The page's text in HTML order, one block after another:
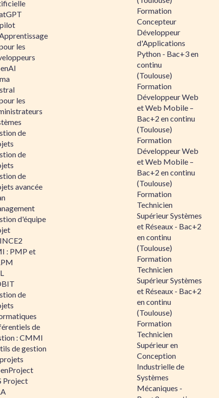
les
les
de
de
de
avancée
d'équipe
: PMP et
de
de
: CMMI
de gestion
Project
Formation
Concepteur
Développeur
d'Applications
Python - Bac+3 en
continu
(Toulouse)
Formation
Développeur Web
et Web Mobile –
Bac+2 en continu
(Toulouse)
Formation
Développeur Web
et Web Mobile –
Bac+2 en continu
(Toulouse)
Formation
Technicien
Supérieur Systèmes
et Réseaux - Bac+2
en continu
(Toulouse)
Formation
Technicien
Supérieur Systèmes
et Réseaux - Bac+2
en continu
(Toulouse)
Formation
Technicien
Supérieur en
Conception
Industrielle de
Systèmes
Mécaniques -